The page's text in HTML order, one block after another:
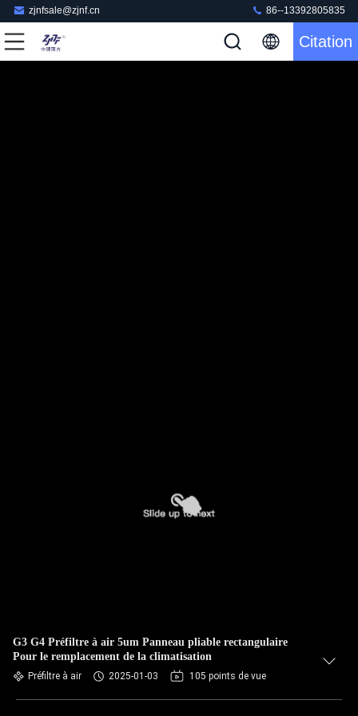
zjnfsale@zjnf.cn 86--13392805835
Citation
G3 G4 Préfiltre à air 5um Panneau pliable rectangulaire
Pour le remplacement de la climatisation
Préfiltre à air 2025-01-03 105 points de vue